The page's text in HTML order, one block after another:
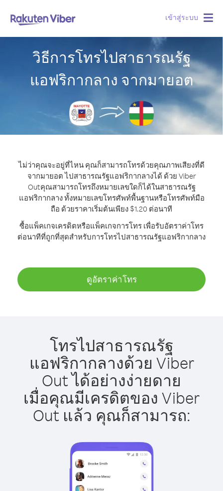
เข้าสู่ระบบ
วิธีการโทรไปสาธารณรัฐ
แอฟริกากลาง จากมายอต
ไม่ว่าคุณจะอยู่ที่ไหน คุณก็สามารถโทรด้วยคุณภาพเสียงที่ดี
จากมายอต ไปสาธารณรัฐแอฟริกากลางได้ ด้วย Viber
Outคุณสามารถโทรถึงหมายเลขใดก็ได้ในสาธารณรัฐ
แอฟริกากลาง ทั้งหมายเลขโทรศัพท์พื้นฐานหรือโทรศัพท์มือ
ถือ ด้วยราคาเริ่มต้นเพียง $1.20 ต่อนาที
ซื้อแพ็คเกจเครดิตหรือแพ็คเกจการโทร เพื่อรับอัตราค่าโทร
ต่อนาทีที่ถูกที่สุดสำหรับการโทรไปสาธารณรัฐแอฟริกากลาง
ดูอัตราค่าโทร
โทรไปสาธารณรัฐ
แอฟริกากลางด้วย Viber
Out ได้อย่างง่ายดาย
เมื่อคุณมีเครดิตของ Viber
Out แล้ว คุณก็สามารถ: